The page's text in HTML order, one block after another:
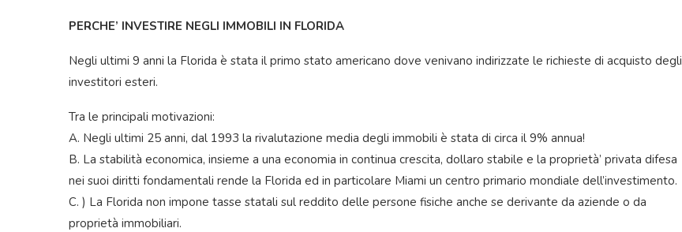
PERCHE’ INVESTIRE NEGLI IMMOBILI IN FLORIDA
Negli ultimi 9 anni la Florida è stata il primo stato americano dove venivano indirizzate le richieste di acquisto degli
investitori esteri.
Tra le principali motivazioni:
A. Negli ultimi 25 anni, dal 1993 la rivalutazione media degli immobili è stata di circa il 9% annua!
B. La stabilità economica, insieme a una economia in continua crescita, dollaro stabile e la proprietà’ privata difesa
nei suoi diritti fondamentali rende la Florida ed in particolare Miami un centro primario mondiale dell’investimento.
C. ) La Florida non impone tasse statali sul reddito delle persone fisiche anche se derivante da aziende o da
proprietà immobiliari.